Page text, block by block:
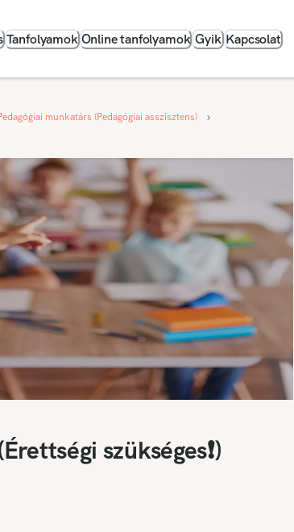
Tanfolyamok Online tanfolyamok Gyik Kapcsolat
munkatárs (Pedagógiai asszisztens)
szükséges❗)